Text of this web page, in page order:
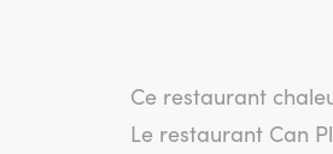
Ce restaurant
Le restaurant Can